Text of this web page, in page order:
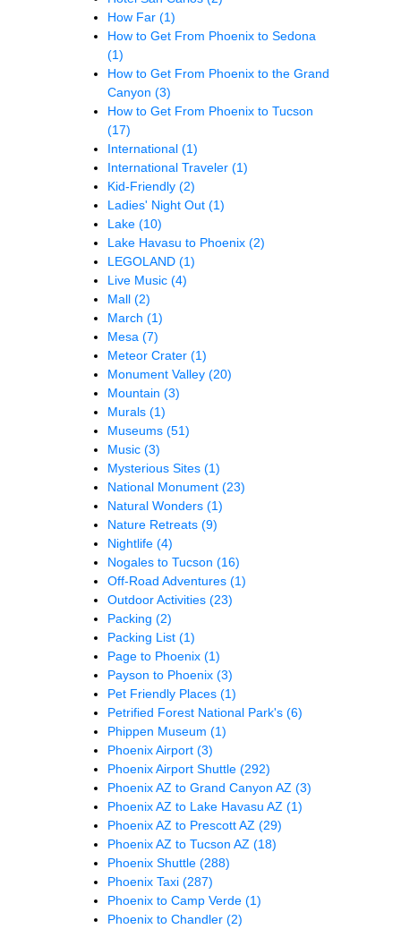
How Far (1)
How to Get From Phoenix to Sedona
(1)
How to Get From Phoenix to the Grand
Canyon (3)
How to Get From Phoenix to Tucson
(17)
International (1)
International Traveler (1)
Kid-Friendly (2)
Ladies' Night Out (1)
Lake (10)
Lake Havasu to Phoenix (2)
LEGOLAND (1)
Live Music (4)
Mall (2)
March (1)
Mesa (7)
Meteor Crater (1)
Monument Valley (20)
Mountain (3)
Murals (1)
Museums (51)
Music (3)
Mysterious Sites (1)
National Monument (23)
Natural Wonders (1)
Nature Retreats (9)
Nightlife (4)
Nogales to Tucson (16)
Off-Road Adventures (1)
Outdoor Activities (23)
Packing (2)
Packing List (1)
Page to Phoenix (1)
Payson to Phoenix (3)
Pet Friendly Places (1)
Petrified Forest National Park's (6)
Phippen Museum (1)
Phoenix Airport (3)
Phoenix Airport Shuttle (292)
Phoenix AZ to Grand Canyon AZ (3)
Phoenix AZ to Lake Havasu AZ (1)
Phoenix AZ to Prescott AZ (29)
Phoenix AZ to Tucson AZ (18)
Phoenix Shuttle (288)
Phoenix Taxi (287)
Phoenix to Camp Verde (1)
Phoenix to Chandler (2)